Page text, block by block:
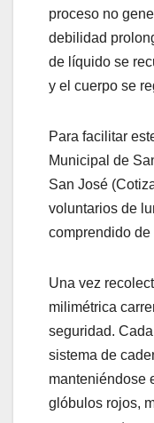
proceso no
debilidad
de líquido se
y el cuerpo se
Para facilitar
Municipal de
San José
voluntarios de
comprendido de
Una vez
milimétrica
seguridad.
sistema de
manteniéndose
glóbulos rojos,